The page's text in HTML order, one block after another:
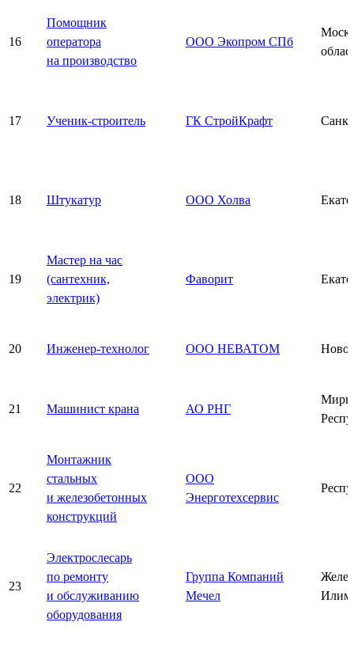
16
Помощник
оператора
на производство
ООО Экопром СПб
17 Ученик-строитель ГК СтройКрафт
18 Штукатур ООО Холва
19
Мастер на час
(сантехник,
электрик)
Фаворит
20 Инженер-технолог ООО НЕВАТОМ
21 Машинист крана АО РНГ
22
Монтажник
стальных
и железобетонных
конструкций
ООО
Энерготехсервис
23
Электрослесарь
по ремонту
и обслуживанию
оборудования
Группа Компаний
Мечел